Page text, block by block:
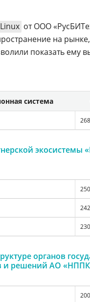
от ООО
на
показать ему
система
268
экосистемы
250
242
230
органов
и решений АО
200